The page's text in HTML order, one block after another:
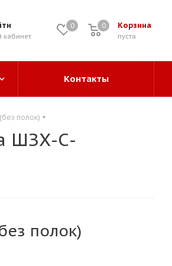
0 Корзина
0
пуста
0
кабинет
Контакты
полок)
ШЗХ-С-
полок)